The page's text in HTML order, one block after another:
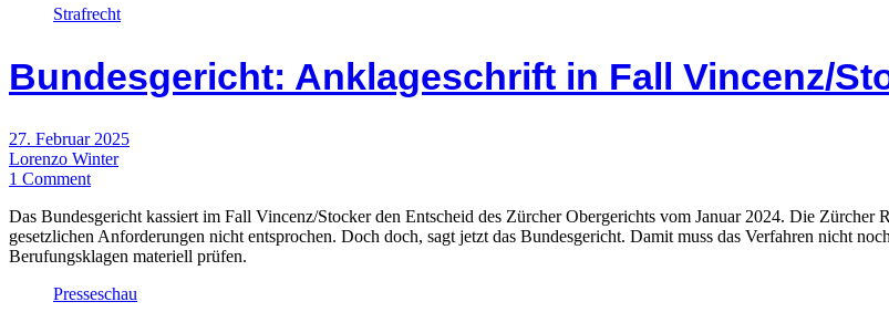
Strafrecht
Bundesgericht: Anklageschrift in Fall Vincenz/
27. Februar 2025
Lorenzo Winter
1 Comment
Das Bundesgericht kassiert im Fall Vincenz/Stocker den Entscheid des Zürcher Obergerichts vom Januar 2024. Die Zürcher
gesetzlichen Anforderungen nicht entsprochen. Doch doch, sagt jetzt das Bundesgericht. Damit muss das Verfahren nicht
Berufungsklagen materiell prüfen.
Presseschau